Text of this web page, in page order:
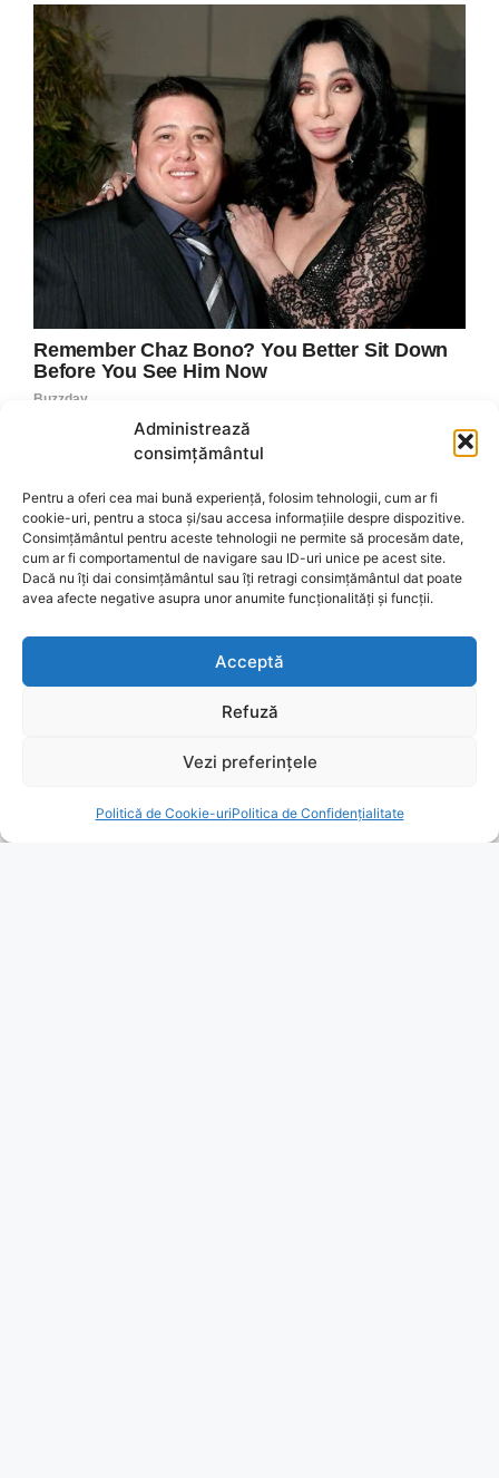
Administrează
consimțământul
Pentru a oferi cea mai bună experiență, folosim tehnologii, cum ar fi
cookie-uri, pentru a stoca și/sau accesa informațiile despre dispozitive.
Consimțământul pentru aceste tehnologii ne permite să procesăm date,
cum ar fi comportamentul de navigare sau ID-uri unice pe acest site.
Dacă nu îți dai consimțământul sau îți retragi consimțământul dat poate
avea afecte negative asupra unor anumite funcționalități și funcții.
Acceptă
Refuză
Vezi preferințele
Politică de Cookie-uriPolitica de Confidențialitate